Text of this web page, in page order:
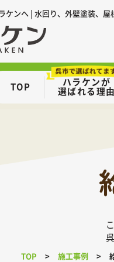
ケンへ | 水回り、外壁塗装、屋
TOP ハラケンが
選ばれる理由
TOP 施工事例